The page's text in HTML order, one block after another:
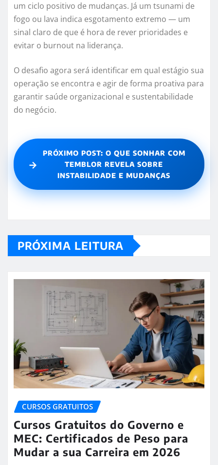
um ciclo positivo de mudanças. Já um tsunami de
fogo ou lava indica esgotamento extremo — um
sinal claro de que é hora de rever prioridades e
evitar o burnout na liderança.
O desafio agora será identificar em qual estágio sua
operação se encontra e agir de forma proativa para
garantir saúde organizacional e sustentabilidade
do negócio.
→
PRÓXIMO POST: O QUE SONHAR COM
TEMBLOR REVELA SOBRE
INSTABILIDADE E MUDANÇAS
PRÓXIMA LEITURA
CURSOS GRATUITOS
Cursos Gratuitos do Governo e
MEC: Certificados de Peso para
Mudar a sua Carreira em 2026